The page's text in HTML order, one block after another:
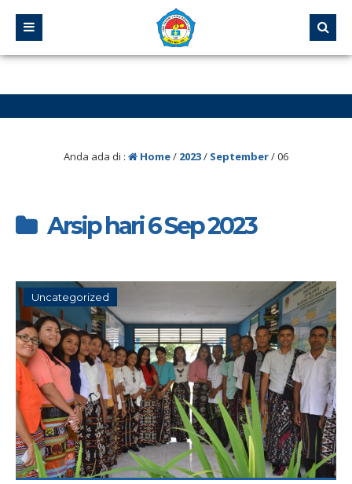
Anda ada di : Home/ 2023/ September/06
Arsip hari 6 Sep 2023
Uncategorized